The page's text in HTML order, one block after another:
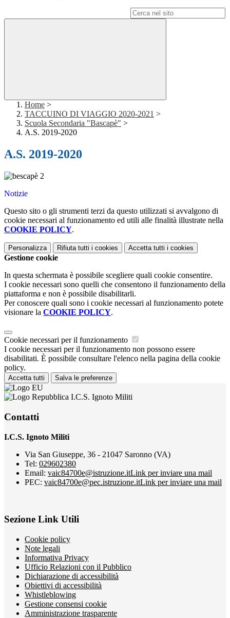
Home >
TACCUINO DI VIAGGIO 2020-2021 >
Scuola Secondaria "Bascapè" >
A.S. 2019-2020
A.S. 2019-2020
Notizie
Questo sito o gli strumenti terzi da questo utilizzati si avvalgono di
cookie necessari al funzionamento ed utili alle finalità illustrate nella
COOKIE POLICY.
Personalizza Rifiuta tutti i cookies Accetta tutti i cookies
Gestione cookie
In questa schermata è possibile scegliere quali cookie consentire.
I cookie necessari sono quelli che consentono il funzionamento della
piattaforma e non è possibile disabilitarli.
Per conoscere quali sono i cookie necessari al funzionamento potete
visionare la COOKIE POLICY.
Cookie necessari per il funzionamento
I cookie necessari per il funzionamento non possono essere
disabilitati. È possibile consultare l'elenco nella pagina della cookie
policy.
Accetta tutti Salva le preferenze
I.C.S. Ignoto Militi
Contatti
I.C.S. Ignoto Militi
Via San Giuseppe, 36 - 21047 Saronno (VA)
Tel: 029602380
Email: vaic84700e@istruzione.itLink per inviare una mail
PEC: vaic84700e@pec.istruzione.itLink per inviare una mail
Sezione Link Utili
Cookie policy
Note legali
Informativa Privacy
Ufficio Relazioni con il Pubblico
Dichiarazione di accessibilità
Obiettivi di accessibilità
Whistleblowing
Gestione consensi cookie
Amministrazione trasparente